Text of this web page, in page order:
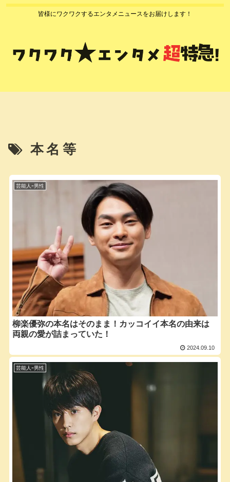
皆様にワクワクするエンタメニュースをお届けします！
本名等
芸能人ｰ男性
柳楽優弥の本名はそのまま！カッコイイ本名の由来は
両親の愛が詰まっていた！
2024.09.10
芸能人ｰ男性